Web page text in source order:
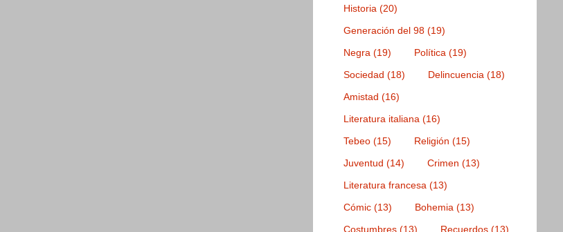
Historia (20)
Generación del 98 (19)
Negra (19) Política (19)
Sociedad (18) Delincuencia (18)
Amistad (16)
Literatura italiana (16)
Tebeo (15) Religión (15)
Juventud (14) Crimen (13)
Literatura francesa (13)
Cómic (13) Bohemia (13)
Costumbres (13) Recuerdos (13)